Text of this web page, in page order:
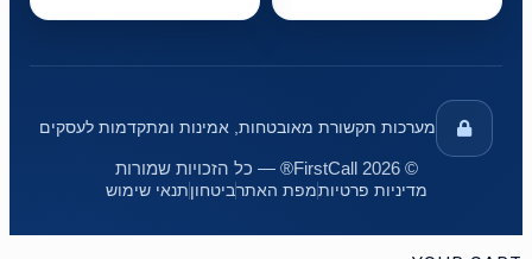
מערכות תקשורת מאובטחות, אמינות ומתקדמות לעסקים
© 2026 FirstCall® — כל הזכויות שמורות
מדיניות פרטיותמפת האתרביטחוןתנאי שימוש